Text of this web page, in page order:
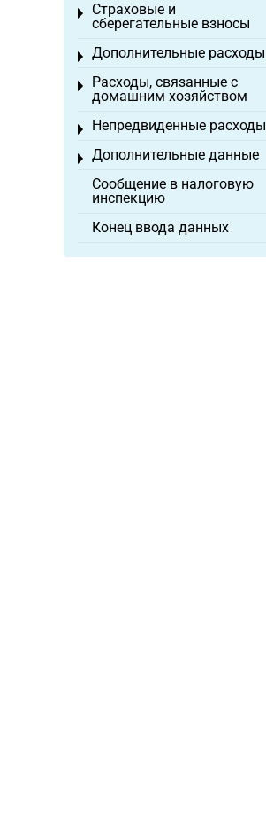
Страховые и
сберегательные взносы
Toggle menu
Дополнительные расходы
Toggle menu
Расходы, связанные с
домашним хозяйством
Toggle menu
Непредвиденные расходы
Toggle menu
Дополнительные данные
Toggle menu
Сообщение в налоговую
инспекцию
Конец ввода данных